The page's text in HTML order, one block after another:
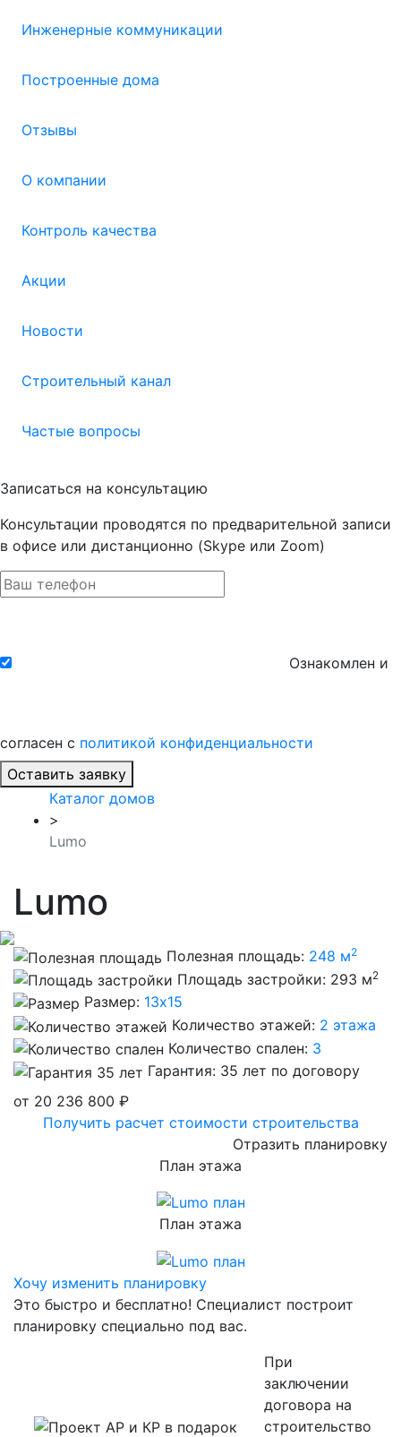
Инженерные коммуникации
Построенные дома
Отзывы
О компании
Контроль качества
Акции
Новости
Строительный канал
Частые вопросы
Записаться на консультацию
Консультации проводятся по предварительной записи
в офисе или дистанционно (Skype или Zoom)
Ознакомлен и
согласен с политикой конфиденциальности
Оставить заявку
Каталог домов
>
Lumo
Lumo
Полезная площадь: 248 м2
Площадь застройки: 293 м2
Размер: 13x15
Количество этажей: 2 этажа
Количество спален: 3
Гарантия: 35 лет по договору
от 20 236 800 ₽
Получить расчет стоимости строительства
Отразить планировку
План этажа
План этажа
Хочу изменить планировку
Это быстро и бесплатно! Специалист построит
планировку специально под вас.
При
заключении
договора на
строительство